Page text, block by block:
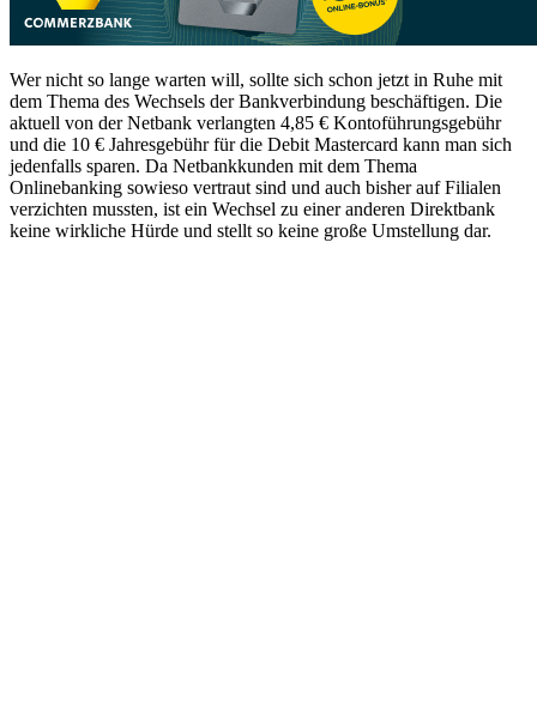
Wer nicht so lange warten will, sollte sich schon jetzt in Ruhe mit
dem Thema des Wechsels der Bankverbindung beschäftigen. Die
aktuell von der Netbank verlangten 4,85 € Kontoführungsgebühr
und die 10 € Jahresgebühr für die Debit Mastercard kann man sich
jedenfalls sparen. Da Netbankkunden mit dem Thema
Onlinebanking sowieso vertraut sind und auch bisher auf Filialen
verzichten mussten, ist ein Wechsel zu einer anderen Direktbank
keine wirkliche Hürde und stellt so keine große Umstellung dar.